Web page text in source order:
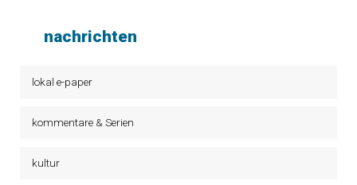
nachrichten
lokal e-paper
kommentare & Serien
kultur